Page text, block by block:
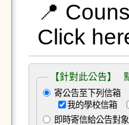
📍
Click
【針對此公告】
寄公告至下列信箱
我的學校信箱
即時寄信給公告對象